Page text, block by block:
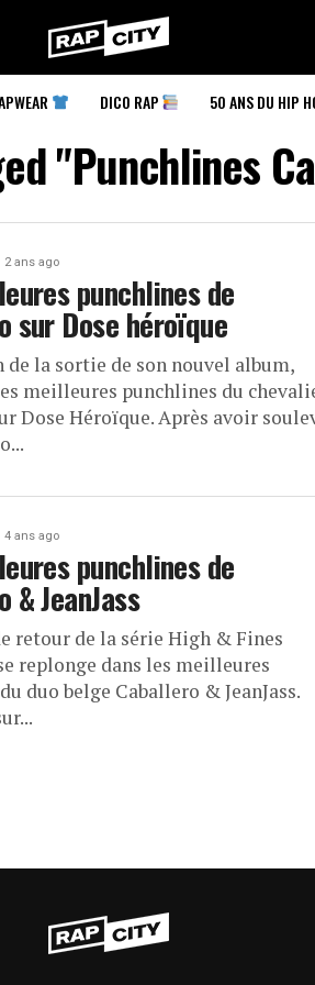
RapCity
DICO RAP 50 ANS DU HIP
"Punchlines
2 ans ago
punchlines de
sur Dose héroïque
de la sortie de son nouvel album,
meilleures punchlines du
Dose Héroïque. Après avoir
4 ans ago
punchlines de
& JeanJass
retour de la série High & Fines
replonge dans les meilleures
duo belge Caballero & JeanJass.